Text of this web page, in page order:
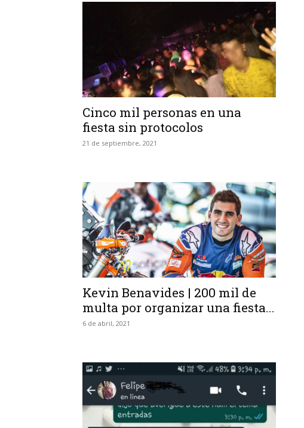
Cinco mil personas en una
fiesta sin protocolos
21 de septiembre, 2021
Kevin Benavides | 200 mil de
multa por organizar una fiesta...
6 de abril, 2021